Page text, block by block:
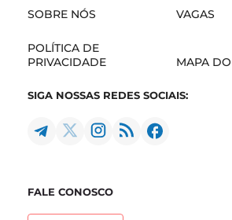
SOBRE NÓS VAGAS
POLÍTICA DE
PRIVACIDADE
MAPA
SIGA NOSSAS REDES SOCIAIS:
FALE CONOSCO